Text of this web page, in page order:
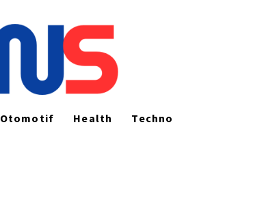
Otomotif Health Techno